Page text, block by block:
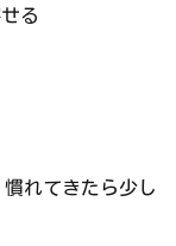
る
れてきたら少し